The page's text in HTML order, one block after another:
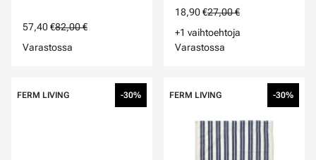
57,40 €82,00 €
Varastossa
18,90 €27,00 €
+1 vaihtoehtoja
Varastossa
FERM LIVING -30% FERM LIVING -30%